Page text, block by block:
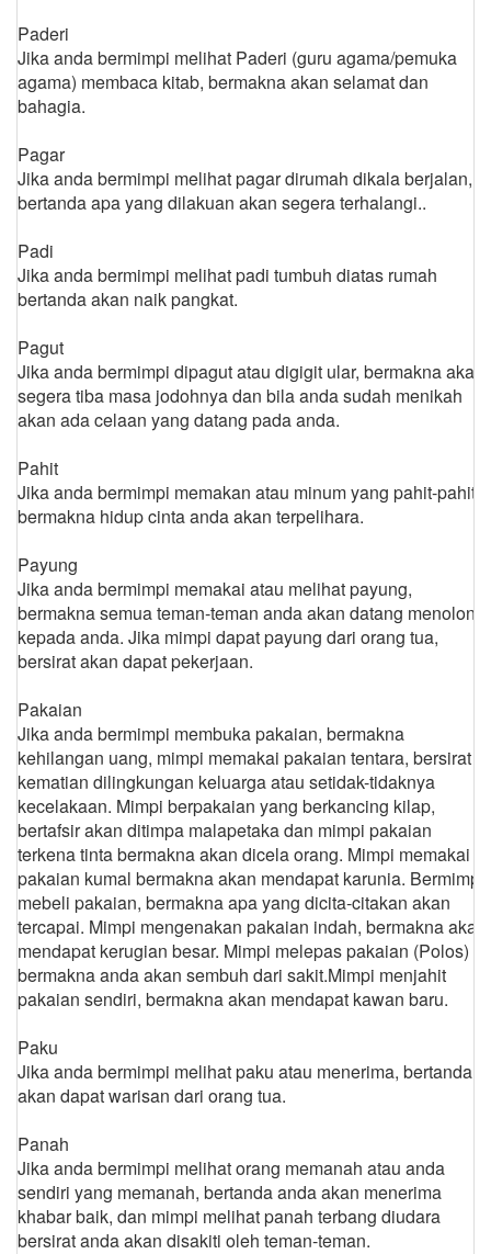
Paderi
Jika anda bermimpi melihat Paderi (guru agama/pemuka
agama) membaca kitab, bermakna akan selamat dan
bahagia.
Pagar
Jika anda bermimpi melihat pagar dirumah dikala berjalan,
bertanda apa yang dilakuan akan segera terhalangi..
Padi
Jika anda bermimpi melihat padi tumbuh diatas rumah
bertanda akan naik pangkat.
Pagut
Jika anda bermimpi dipagut atau digigit ular, bermakna akan
segera tiba masa jodohnya dan bila anda sudah menikah
akan ada celaan yang datang pada anda.
Pahit
Jika anda bermimpi memakan atau minum yang pahit-pahit,
bermakna hidup cinta anda akan terpelihara.
Payung
Jika anda bermimpi memakai atau melihat payung,
bermakna semua teman-teman anda akan datang menolong
kepada anda. Jika mimpi dapat payung dari orang tua,
bersirat akan dapat pekerjaan.
Pakaian
Jika anda bermimpi membuka pakaian, bermakna
kehilangan uang, mimpi memakai pakaian tentara, bersirat
kematian dilingkungan keluarga atau setidak-tidaknya
kecelakaan. Mimpi berpakaian yang berkancing kilap,
bertafsir akan ditimpa malapetaka dan mimpi pakaian
terkena tinta bermakna akan dicela orang. Mimpi memakai
pakaian kumal bermakna akan mendapat karunia. Bermimpi
mebeli pakaian, bermakna apa yang dicita-citakan akan
tercapai. Mimpi mengenakan pakaian indah, bermakna akan
mendapat kerugian besar. Mimpi melepas pakaian (Polos)
bermakna anda akan sembuh dari sakit.Mimpi menjahit
pakaian sendiri, bermakna akan mendapat kawan baru.
Paku
Jika anda bermimpi melihat paku atau menerima, bertanda
akan dapat warisan dari orang tua.
Panah
Jika anda bermimpi melihat orang memanah atau anda
sendiri yang memanah, bertanda anda akan menerima
khabar baik, dan mimpi melihat panah terbang diudara
bersirat anda akan disakiti oleh teman-teman.